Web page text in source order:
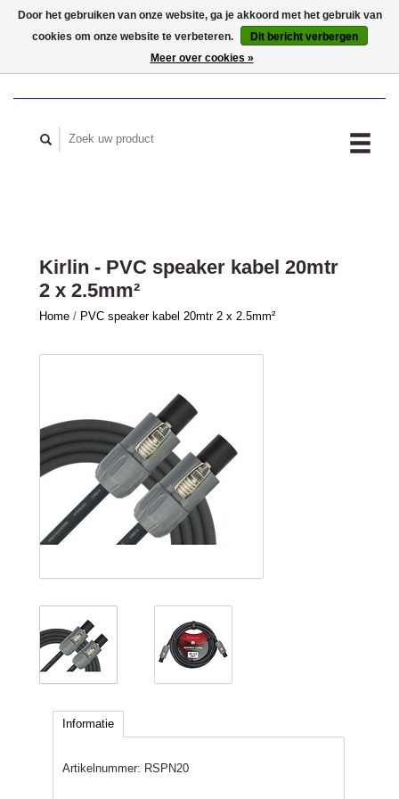
MIJN ACCOUNT
Kirlin - PVC speaker kabel 20mtr
2 x 2.5mm²
Home / PVC speaker kabel 20mtr 2 x 2.5mm²
Informatie
Artikelnummer: RSPN20
Door het gebruiken van onze website, ga je akkoord met het gebruik van
cookies om onze website te verbeteren.
Dit bericht verbergen
Meer over cookies »